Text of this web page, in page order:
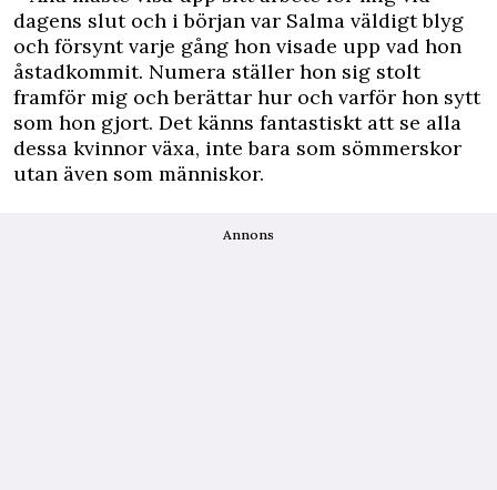
dagens slut och i början var Salma väldigt blyg
och försynt varje gång hon visade upp vad hon
åstadkommit. Numera ställer hon sig stolt
framför mig och berättar hur och varför hon sytt
som hon gjort. Det känns fantastiskt att se alla
dessa kvinnor växa, inte bara som sömmerskor
utan även som människor.
Annons